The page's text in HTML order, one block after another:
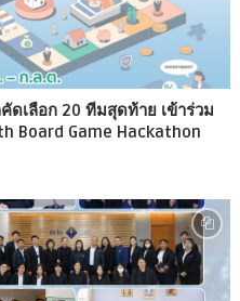
เลือก 20 ทีมสุดท้าย เข้าร่วม
Board Game Hackathon